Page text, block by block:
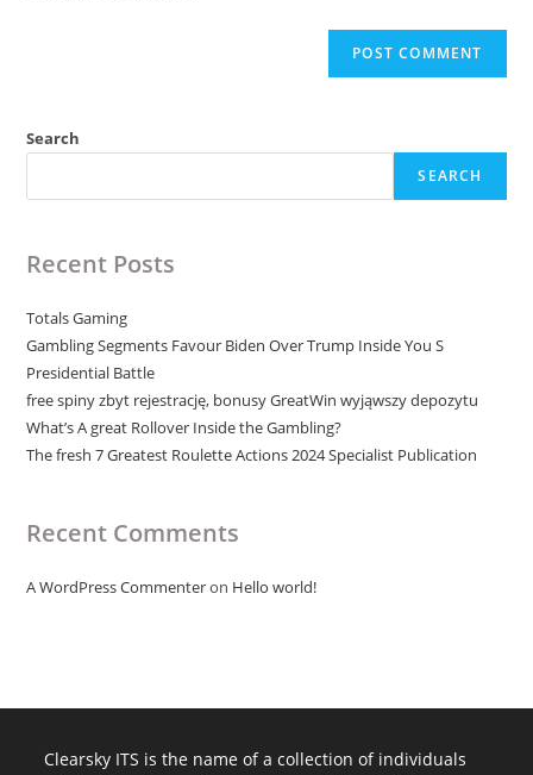
Search
SEARCH
Recent Posts
Totals Gaming
Gambling Segments Favour Biden Over Trump Inside You S
Presidential Battle
free spiny zbyt rejestrację, bonusy GreatWin wyjąwszy depozytu
What’s A great Rollover Inside the Gambling?
The fresh 7 Greatest Roulette Actions 2024 Specialist Publication
Recent Comments
A WordPress Commenteron Hello world!
Clearsky ITS is the name of a collection of individuals